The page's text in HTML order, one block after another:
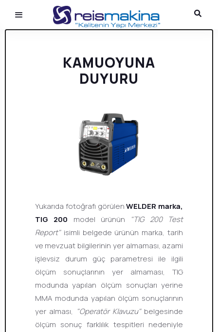
KAMUOYUNA
DUYURU
Yukarıda fotoğrafı görülenWELDER marka,
TIG 200 model ürünün
"TIG 200 Test
Report"isimli belgede ürünün marka, tarih
ve mevzuat bilgilerinin yer almaması, azami
işlevsiz durum güç parametresi ile ilgili
ölçüm sonuçlarının yer almaması, TIG
modunda yapılan ölçüm sonuçları yerine
MMA modunda yapılan ölçüm sonuçlarının
yer alması, "Operatör Klavuzu"belgesinde
ölçüm sonuç farklılık tespitleri nedeniyle